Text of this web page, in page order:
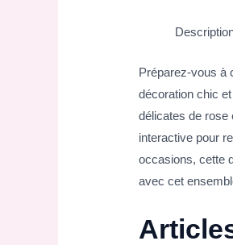
Préparez-vous à
décoration chic
délicates de rose
interactive pour
occasions, cette
avec cet